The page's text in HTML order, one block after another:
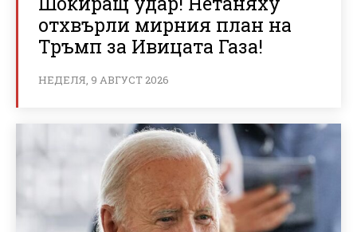
отхвърли мирния план на
Тръмп за Ивицата Газа!
НЕДЕЛЯ, 9 АВГУСТ 2026